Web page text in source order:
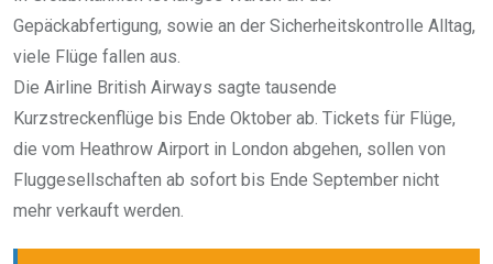
Gepäckabfertigung, sowie an der Sicherheitskontrolle Alltag,
viele Flüge fallen aus.
Die Airline British Airways sagte tausende
Kurzstreckenflüge bis Ende Oktober ab. Tickets für Flüge,
die vom Heathrow Airport in London abgehen, sollen von
Fluggesellschaften ab sofort bis Ende September nicht
mehr verkauft werden.